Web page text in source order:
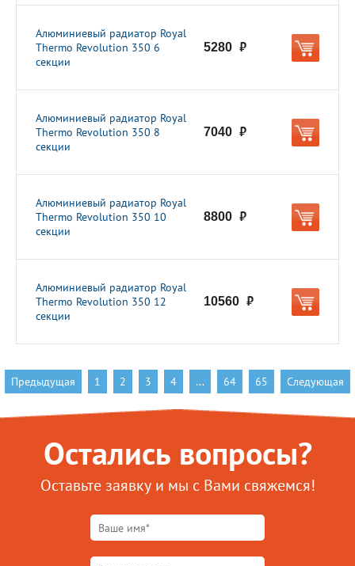
Алюминиевый радиатор Royal
Thermo Revolution 350 6
секции
5280 руб.
Алюминиевый радиатор Royal
Thermo Revolution 350 8
секции
7040 руб.
Алюминиевый радиатор Royal
Thermo Revolution 350 10
секции
8800 руб.
Алюминиевый радиатор Royal
Thermo Revolution 350 12
секции
10560 руб.
Предыдущая 1 2 3 4 ... 64 65 Следующая
Остались вопросы?
Оставьте заявку и мы с Вами свяжемся!